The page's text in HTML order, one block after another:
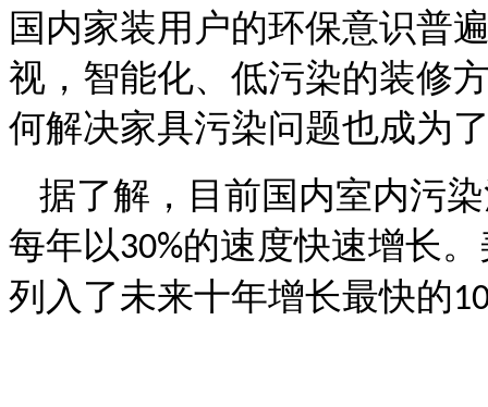
国内家装用户的环保意识普
视， 智能化、低污染的装修
何解决家具污染问题也成为
据了解，目前国内室内污
每年以30%的速度快速增长
列入了未来十年增长最快的